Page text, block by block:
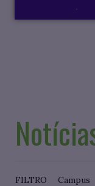
.
FILTRO
Campus